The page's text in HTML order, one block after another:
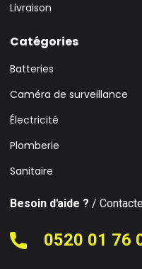
Livraison
Catégories
Batteries
Caméra de surveillance
Électricité
Plomberie
Sanitaire
Besoin d'aide ? /
0520 01 76